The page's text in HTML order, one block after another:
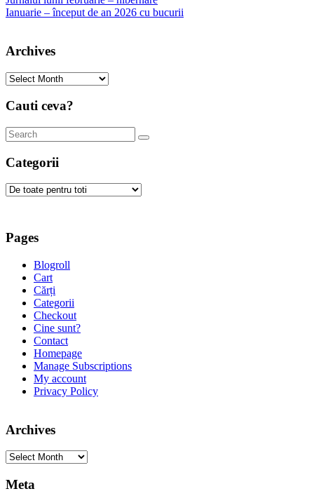
Ianuarie – început de an 2026 cu bucurii
Archives
Archives
Cauti ceva?
Categorii
Categorii
Pages
Blogroll
Cart
Cărți
Categorii
Checkout
Cine sunt?
Contact
Homepage
Manage Subscriptions
My account
Privacy Policy
Archives
Archives
Meta